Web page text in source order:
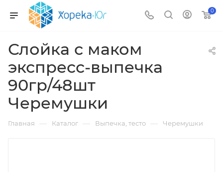
0
Слойка с маком
экспресс-выпечка
90гр/48шт
Черемушки
Главная — Каталог — Выпечка, тесто — Черемушки